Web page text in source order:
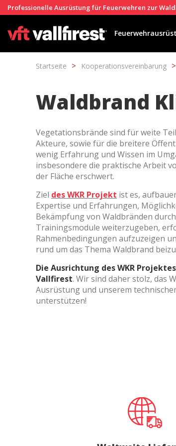
Professionelle Ausrüstung für Feuerwehren zur
Startseite Kooperationsvereinbarung
Waldbrand
Vegetationsbrände sind für weite
Akteure, sowie für die breitere
wenig Erfahrung und Wissen im
insbesondere die praktische Arbeit
der Fläche erschwert.
Ziel des WKR Projekt ist es,
Expertise und Erfahrungen,
Bekämpfung von Waldbränden
Trainingsmodule weiterzugeben,
Rahmenbedingungen aufzuzeigen
rund um das Thema Waldbrand
Die Ausrichtung des WKR
Vallfirest. Wir sind daher stolz, das
Ausrüstung und unserem
unterstützen!